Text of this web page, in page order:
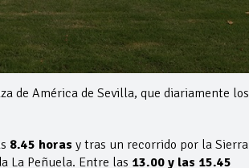
de América de Sevilla, que diariamente los
8.45 horas y tras un recorrido por la Sierra
La Peñuela. Entre las 13.00 y las 15.45